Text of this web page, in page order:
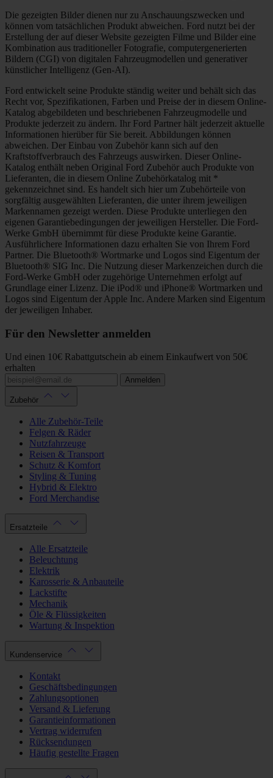
Die gezeigten Bilder dienen nur zu Anschauungszwecken und
können vom tatsächlichen Produkt abweichen. Ford nutzt bei der
Erstellung der auf dieser Website gezeigten Filme und Bilder eine
Kombination aus traditioneller Fotografie, computergenerierten
Bildern (CGI) von digitalen Fahrzeugmodellen und generativer
künstlicher Intelligenz (Gen-AI).
Ford entwickelt seine Produkte ständig weiter und behält sich das
Recht vor, Spezifikationen, Farben und Preise der in diesem Online-
Katalog abgebildeten und beschriebenen Fahrzeugmodelle und
Produkte jederzeit zu ändern. Ihr Ford Partner hält jederzeit aktuelle
Informationen hierüber für Sie bereit. Abbildungen können
abweichen. Der Einbau von Zubehör kann sich auf den
Kraftstoffverbrauch des Fahrzeugs auswirken. Dieser Online-
Katalog enthält neben Original Ford Zubehör auch Produkte von
Lieferanten, die in diesem Online Zubehörkatalog mit *
gekennzeichnet sind. Es handelt sich hier um Zubehörteile von
sorgfältig ausgewählten Lieferanten, die unter ihrem jeweiligen
Markennamen gezeigt werden. Diese Produkte unterliegen den
eigenen Garantiebedingungen der jeweiligen Hersteller. Die Ford-
Werke GmbH übernimmt für diese Produkte keine Garantie.
Ausführlichere Informationen dazu erhalten Sie von Ihrem Ford
Partner. Die Bluetooth® Wortmarke und Logos sind Eigentum der
Bluetooth® SIG Inc. Die Nutzung dieser Markenzeichen durch die
Ford-Werke GmbH oder zugehörige Unternehmen erfolgt auf
Grundlage einer Lizenz. Die iPod® und iPhone® Wortmarken und
Logos sind Eigentum der Apple Inc. Andere Marken sind Eigentum
der jeweiligen Inhaber.
Für den Newsletter anmelden
Und einen 10€ Rabattgutschein ab einem Einkaufwert von 50€
erhalten
Anmelden
Zubehör
Alle Zubehör-Teile
Felgen & Räder
Nutzfahrzeuge
Reisen & Transport
Schutz & Komfort
Styling & Tuning
Hybrid & Elektro
Ford Merchandise
Ersatzteile
Alle Ersatzteile
Beleuchtung
Elektrik
Karosserie & Anbauteile
Lackstifte
Mechanik
Öle & Flüssigkeiten
Wartung & Inspektion
Kundenservice
Kontakt
Geschäftsbedingungen
Zahlungsoptionen
Versand & Lieferung
Garantieinformationen
Vertrag widerrufen
Rücksendungen
Häufig gestellte Fragen